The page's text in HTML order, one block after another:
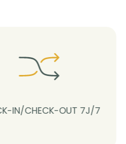
IN/CHECK-OUT 7J/7